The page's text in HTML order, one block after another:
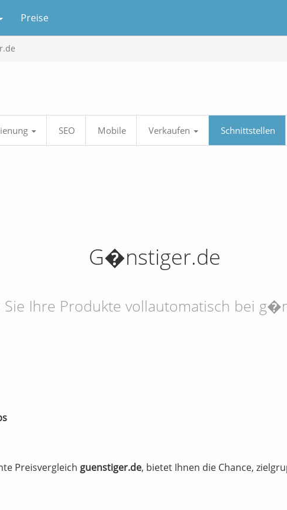
Preise
SEO Mobile Verkaufen Schnittstellen
G�nstiger.de
Sie Ihre Produkte vollautomatisch bei
Preisvergleich guenstiger.de, bietet Ihnen die Chance,